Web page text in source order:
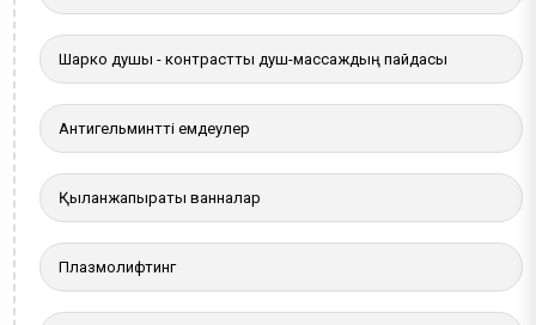
Шарко душы - контрастты душ-массаждың пайдасы
Антигельминтті емдеулер
Қылқанжапырақты ванналар
Плазмолифтинг